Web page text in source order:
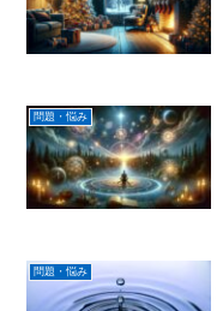
問題・悩み
問題・悩み